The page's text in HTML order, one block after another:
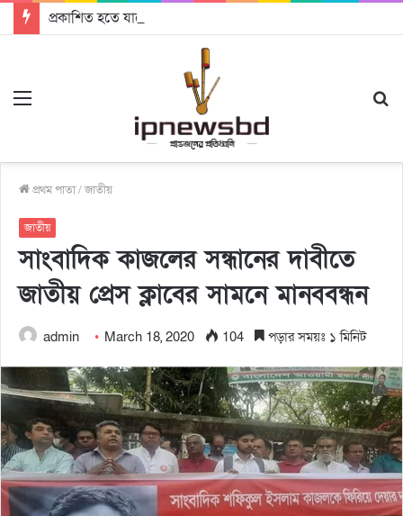
প্রকাশিত হতে যাচ্ছে দি রাবুগার নতুন গান ‘Baljanggi’
প্রথম পাতা/জাতীয়
জাতীয়
সাংবাদিক কাজলের সন্ধানের দাবীতে
জাতীয় প্রেস ক্লাবের সামনে মানববন্ধন
admin March 18, 2020 104 পড়ার সময়ঃ ১ মিনিট